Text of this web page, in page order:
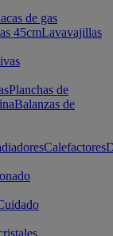
de gas
45cmLavavajillas
Planchas de
Balanzas de
Calefactores